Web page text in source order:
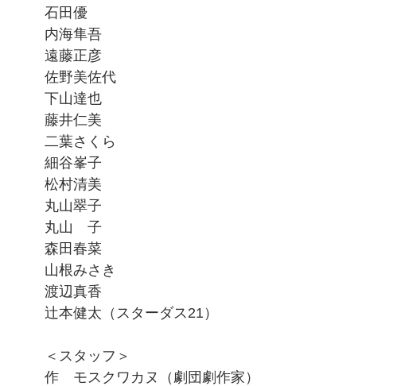
石田優
内海隼吾
遠藤正彦
佐野美佐代
下山達也
藤井仁美
二葉さくら
細谷峯子
松村清美
丸山翠子
丸山　子
森田春菜
山根みさき
渡辺真香
辻本健太（スターダス21）
＜スタッフ＞
作　モスクワカヌ（劇団劇作家）